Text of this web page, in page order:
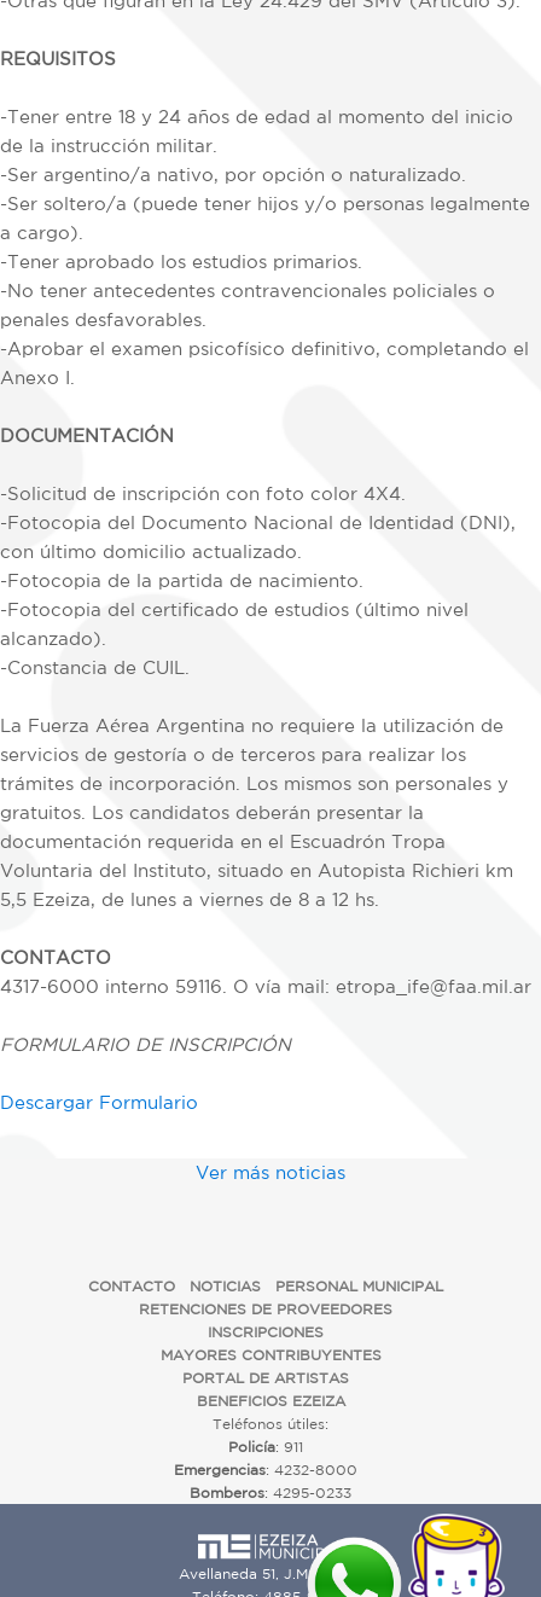
REQUISITOS
-Tener entre 18 y 24 años de edad al momento del inicio
de la instrucción militar.
-Ser argentino/a nativo, por opción o naturalizado.
-Ser soltero/a (puede tener hijos y/o personas legalmente
a cargo).
-Tener aprobado los estudios primarios.
-No tener antecedentes contravencionales policiales o
penales desfavorables.
-Aprobar el examen psicofísico definitivo, completando el
Anexo I.
DOCUMENTACIÓN
-Solicitud de inscripción con foto color 4X4.
-Fotocopia del Documento Nacional de Identidad (DNI),
con último domicilio actualizado.
-Fotocopia de la partida de nacimiento.
-Fotocopia del certificado de estudios (último nivel
alcanzado).
-Constancia de CUIL.
La Fuerza Aérea Argentina no requiere la utilización de
servicios de gestoría o de terceros para realizar los
trámites de incorporación. Los mismos son personales y
gratuitos. Los candidatos deberán presentar la
documentación requerida en el Escuadrón Tropa
Voluntaria del Instituto, situado en Autopista Richieri km
5,5 Ezeiza, de lunes a viernes de 8 a 12 hs.
CONTACTO
4317-6000 interno 59116. O vía mail: etropa_ife@faa.mil.ar
FORMULARIO DE INSCRIPCIÓN
Descargar Formulario
Ver más noticias
CONTACTO NOTICIAS
PERSONAL MUNICIPAL
RETENCIONES DE PROVEEDORES
INSCRIPCIONES
MAYORES CONTRIBUYENTES
PORTAL DE ARTISTAS
BENEFICIOS EZEIZA
Teléfonos útiles:
Policía: 911
Emergencias: 4232-8000
Bomberos: 4295-0233
Avellaneda 51, J.M. Ezeiza